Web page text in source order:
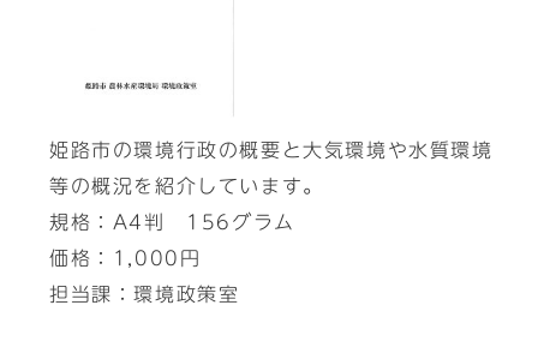
姫路市の環境行政の概要と大気環境や水質環境
等の概況を紹介しています。
規格：A4判 156グラム
価格：1,000円
担当課：環境政策室